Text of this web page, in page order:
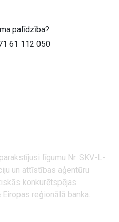
palīdzība?
61 112 050
parakstījusi līgumu Nr. SKV-L-
un attīstības aģentūru
konkurētspējas
reģionālā banka.